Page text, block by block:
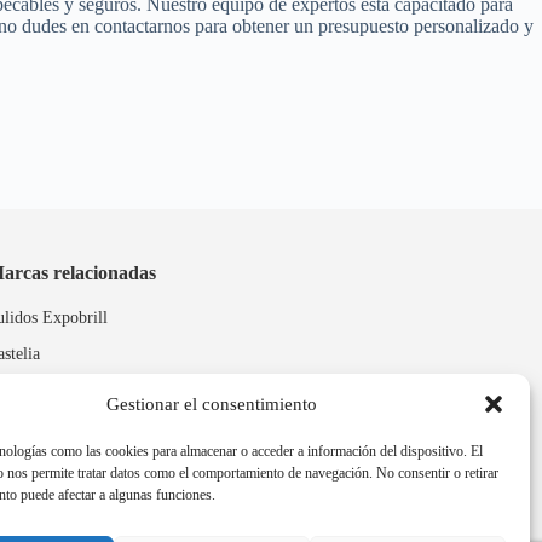
Gestionar el consentimiento
como las cookies para almacenar o acceder a información del dispositivo. El
nos permite tratar datos como el comportamiento de navegación. No consentir o retirar
puede afectar a algunas funciones.
en contactarnos para obtener un presupuesto personalizado y
relacionadas
Expobrill